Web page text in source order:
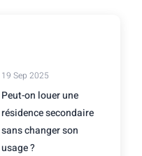
19 Sep 2025
Peut-on louer une
résidence secondaire
sans changer son
usage ?